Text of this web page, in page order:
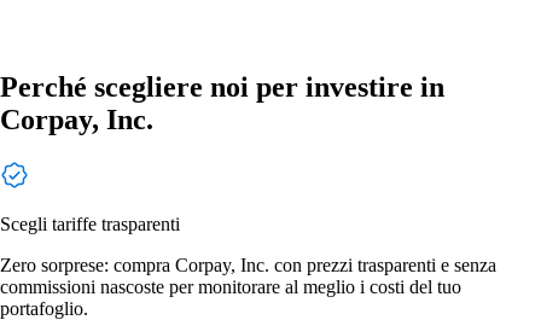
Perché scegliere noi per investire in
Corpay, Inc.
Scegli tariffe trasparenti
Zero sorprese: compra Corpay, Inc. con prezzi trasparenti e senza
commissioni nascoste per monitorare al meglio i costi del tuo
portafoglio.